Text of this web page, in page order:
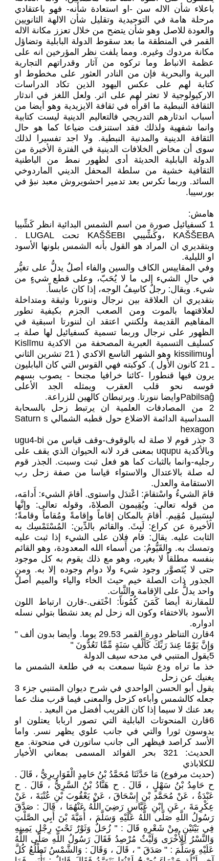
باعلاء شأن الاله سن -او استعادة شأنه- فهو باعتقادي
مرحلة هامة في التوحيدية وتقليل شأن الالهة الثانويين
والعودة للاصل وهو شأن يتضح من خلال تعزز مكانة الاله
القمر في المنطقة ما بعد سقوط الدولة البابلية وتضاؤل
مكانة مردوك وغيره. ومما يلفت نظر المؤرخين انه على
عظمة الانباط وما تركوه من آثار وقدراتهم التجارية
البرية والبحرية فإن من النادر العثور على مخطوط او
كتابة لهم على عكس اليهود الذين تكاد الدراسات
الاركيولوجية لا تعثر لهم على اثر. ولعل اللغز في اندثار
الثقافة النبطية ما اقرأه في ثقافة الايزيدية وهو أيضا من
أسباب اندثارهم التدريجي فالتعاليم الدينية ليست كتابية
وانما شفهية ولذلك فقد استنزفت ضياعا كما هو حال
الثقافة الدينية والمدنية النبطية. ولا اجد تفسيرا لذلك
سوى أن مخاض الخلافات الدينية في الفترة الأخيرة من
الدولة البابلية الحديثة أدى لظهور نمط من الباطنية
الثقافية خشية من سلطة المحفل الديني الماردوخي
السائد. وربما تكرس بعد تدمير احشويروش معبد نبؤ في
بورسيبا.
هامش:
1 كسفيائيل صورة من اسم الشمس البدائية انظر كَشِّيبا
KAŠŠEBA ،وكَشِّيبي KAŠŠEBI تحت LUGAL .
وبتقديري ان المراد هو القول بأنه الشمس بلونها الأسود
او الليلية.
وفي المقاييس الكاف والسين والفاء أصلٌ يدلُّ على تغيُّر
في حالِ الشيء إلى ما لا يُحَبّ، وعلى قطع شيءٍ من
شيء. ويقال: رجلٌ كاسِفُ الوجه، إذا كان عابساً.
بتقديري ان العلاقة بين نرجال وننورتا وثيقة ومتداخلة
لعلاقتهما بالموت ومن الصعب الجزم بكيفية تطور
المفاهيم القديمة ولكنني اعتقد ان لننورتا اسبقية في
الظهور على نرجال وربما تسمية كسفيائيل لها صلة بـ
كسليف التسمية العبرية المصحفة من الاكدية Kislīmu
أوkissilimu وهو الشهر التاسع الاكدي ( 21 تشرين الثاني
ـ 21 كانون الأول ). كوكبته فهي القوس التي كان البابليون
يرون فيها قنطورا -كائنا خرافيا مجنحا - يصوب بسهم
قوسه نحو قلب العقرب ويمثله الجد الأعلى
Pabilsaĝوايضا ننورتا. ويرتبطان كالهين للزراعة.
2 من المصادفات العلمية ان يرتبط زحل بالسحابة
السداسية الدائمة الاضلاع حول قطبه الشمالي Saturn s
hexagon
3 جذر قوم لا صلة له بالوقوف-وقف قياس من ugu4-bi
وبالأكدية uqupu بمعنى قرد لانه الحيوان الذي يقف على
رجليه-وانما بالثبات كما هو فعل ثبت وسبت. الجذر قوم
له صلة بالاعتدال والاستواء قياسا من صفة زحل رب
الاستقامة والعدل.
قامَ الشيءُ واسْتقامَ: اعْتدَل واستوى. أقامَ الشيء: أَدامَه،
من قوله تعالى: ويُقِيمون الصلاةَ، وقوله تعالى: وإنَّها
لبِسَبيل مُقِيم. أَقامَ بالمكان إقاماً وإقامةً ومُقاماً وقامةً؛
الأخيرة عن كراع: لَبِثَ. والقائم بالدِّين: المُسْتَمْسِك به
الثابت عليه. يقال: قام فلان على الشيء إذا ثبت عليه
وتمسك به. والقَيُّومُ: من أَسماء الله المعدودة، وهو القائم
بنفسه مطلقاً لا بغيره، وهو مع ذلك يقوم به كل موجود
حتى لا يُتَصوَّر وجود شيء ولا دوام وجوده إلا به. ومن
الجذور ذات الصلة خيم حيث الخاء والياء والميم أصلٌ
واحد يدلُّ على الإقامة والثَّبات.
للمقارنة أيضا كَمَنَ كُمُوناً: اخْتَفى.-قارن ارتباط اللون
الأسود بالاختفاء وكون اله زحل لم يعد نشطا بتولي نسله
ادواره.
4قارن التناظر دورة القمر 29.53 يوما. وأيضا بدون ألف "
وَإِنَّ يَوْمًا عِندَ رَبِّكَ كَأَلْفِ سَنَةٍ مِّمَّا تَعُدُّونَ "
5يقول المتنبي في مدحه سيف الدولة
خذ ما تراه ودع شيئا سمعت به في طلعة الشمس ما
يغنيك عن زحل
يقول أبو الحسن الواحدي في شرح ديوان المتنبي جزء 3
جعله كالشمس وأباءه كزحل والمعنى فيما قرب منك عما
بعد عنك لا سيما إذا كان القريب أفضل من البعيد .
6قارن المنحوتات البابلية التي تصور اربابا يعتلون او
يدوسون ثورا والتي في جانب علوي يظهر نسر. واما
الأسد كراصد فيظهر الى جانب ساتورن في منحوتة. مع
الحديث: 321 بحر الفوائد المسمى بمعاني الأخيار
للكلاباذي
(حديث مرفوع) مَا حَدَّثَنَا مُحَمَّدُ بْنُ حَامِدٍ الْقَوَارِيرِيُّ ، قَالَ .
ح حَامِدُ بْنُ سَهْلٍ ، قَالَ . ح هَنَّادُ بْنُ السَّرِيُّ ، قَالَ . ح
عَبْدَةُ ، عَنْ مُحَمَّدِ بْنِ إِسْحَاقَ ، عَنْ يَعْقُوبَ بْنِ عُتْبَةَ ، عَنْ
عِكْرِمَةَ ، عَنِ ابْنِ عَبَّاسٍ رَضِيَ اللَّهُ عَنْهُمَا ، قَالَ : صَدَّقَ
رَسُولُ اللَّهِ صَلَّى اللَّهُ عَلَيْهِ وَسَلَّمَ ، أُمَيَّةَ بْنَ أَبِي الصَّلْتِ
فِي بَيْتَيْنِ مِنْ شَعْرِهِ قَالَ : " زُحَلٌ وَثَوْرٌ تَحْتَ رِجْلِ يَمِينِهِ
وَالنَّسْرُ لِلأُخْرَى وَلَيْثٌ مُرْصِدُ فَقَالَ رَسُولُ اللَّهِ صَلَّى اللَّهُ
عَلَيْهِ وَسَلَّمَ : " صَدَقَ " ، قَالَ ، وَقَالَ : وَالشَّمْسُ تَطْلُعُ كُلَّ